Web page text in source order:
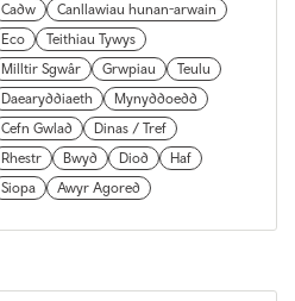
Cadw
Canllawiau hunan-arwain
Eco
Teithiau Tywys
Milltir Sgwâr
Grwpiau
Teulu
Daearyddiaeth
Mynyddoedd
Cefn Gwlad
Dinas / Tref
Rhestr
Bwyd Diod
Haf
Siopa
Awyr Agored